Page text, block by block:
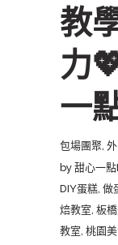
教
力
一
包場團聚,
by 甜心一
DIY蛋糕, 做
焙教室, 板
教室, 桃園